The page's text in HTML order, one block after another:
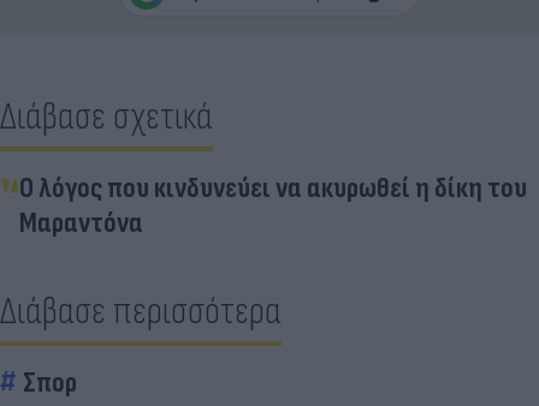
Διάβασε σχετικά
Ο λόγος που κινδυνεύει να ακυρωθεί η δίκη του
Μαραντόνα
Διάβασε περισσότερα
Σπορ